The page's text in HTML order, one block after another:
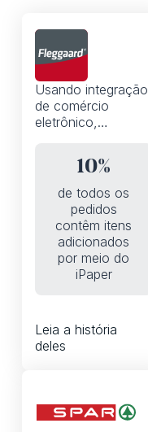
Usando integração
de comércio
eletrônico,
API iPaper, a
Fleggaard
aumentou a
porcentagem de
pedidos que
contêm produtos
adicionados à
cesta do catálogo
digital de 0 para
10%
de todos os
pedidos
contêm itens
adicionados
por meio do
iPaper
Leia a história
deles